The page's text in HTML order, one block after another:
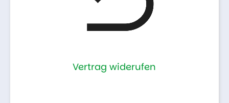
Vertrag widerufen